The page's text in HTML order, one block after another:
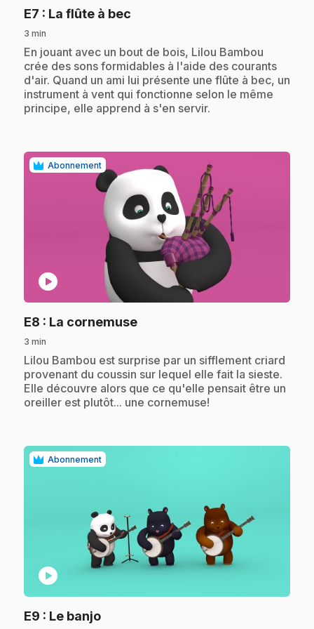
E7 : La flûte à bec
3 min
.En jouant avec un bout de bois, Lilou Bambou
crée des sons formidables à l'aide des courants
d'air. Quand un ami lui présente une flûte à bec, un
instrument à vent qui fonctionne selon le même
principe, elle apprend à s'en servir.
Abonnement
play_circle
E8 : La cornemuse.
3 min
.Lilou Bambou est surprise par un sifflement criard
provenant du coussin sur lequel elle fait la sieste.
Elle découvre alors que ce qu'elle pensait être un
oreiller est plutôt... une cornemuse!
Abonnement
play_circle
E9 : Le banjo.